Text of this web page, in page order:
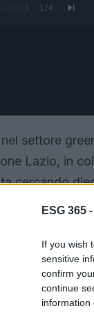
ESG 365 -
If you wish
sensitive
confirm
continue
information
/ 1:23 1 /4
settore
Lazio, in
cercando
economy.
la tua